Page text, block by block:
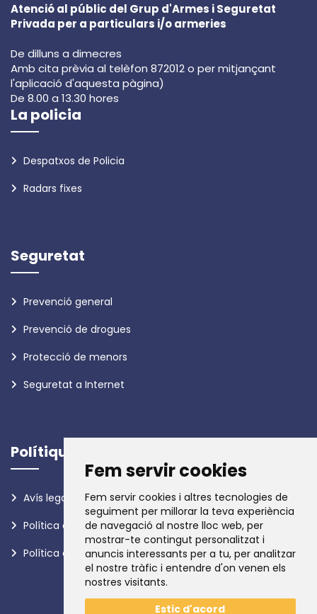
Fem servir cookies
Fem servir cookies i altres tecnologies de
seguiment per millorar la teva experiència
de navegació al nostre lloc web, per
mostrar-te contingut personalitzat i
anuncis interessants per a tu, per analitzar
el nostre tràfic i entendre d'on venen els
nostres visitants.
Estic d'acord
Atenció al públic del Grup d'Armes i Seguretat
Privada per a particulars i/o armeries
De dilluns a dimecres
Amb cita prèvia al telèfon 872012 o per mitjançant
l'aplicació d'aquesta pàgina)
De 8.00 a 13.30 hores
La policia
Despatxos de Policia
Radars fixes
Seguretat
Prevenció general
Prevenció de drogues
Protecció de menors
Seguretat a Internet
Polítiques
Avís legal
Política de privadesa
Política de galetes